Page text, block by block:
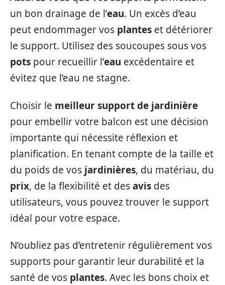
un bon drainage de l’eau. Un excès d’eau
peut endommager vos plantes et détériorer
le support. Utilisez des soucoupes sous vos
pots pour recueillir l’eau excédentaire et
évitez que l’eau ne stagne.
Choisir le meilleur support de jardinière
pour embellir votre balcon est une décision
importante qui nécessite réflexion et
planification. En tenant compte de la taille et
du poids de vos jardinières, du matériau, du
prix, de la flexibilité et desavis des
utilisateurs, vous pouvez trouver le support
idéal pour votre espace.
N’oubliez pas d’entretenir régulièrement vos
supports pour garantir leur durabilité et la
santé de vos plantes. Avec les bons choix et